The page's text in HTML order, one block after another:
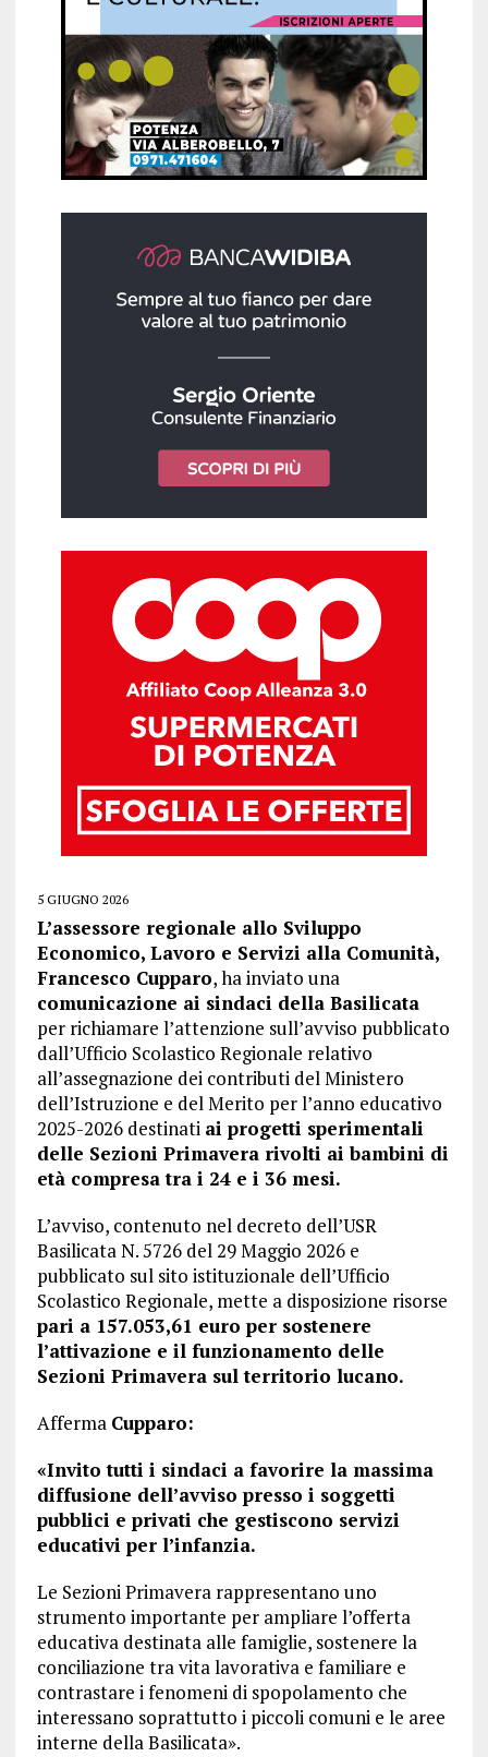
5 GIUGNO 2026
L’assessore regionale allo Sviluppo
Economico, Lavoro e Servizi alla Comunità,
Francesco Cupparo, ha inviato una
comunicazione ai sindaci della Basilicata
per richiamare l’attenzione sull’avviso pubblicato
dall’Ufficio Scolastico Regionale relativo
all’assegnazione dei contributi del Ministero
dell’Istruzione e del Merito per l’anno educativo
2025-2026 destinati ai progetti sperimentali
delle Sezioni Primavera rivolti ai bambini di
età compresa tra i 24 e i 36 mesi.
L’avviso, contenuto nel decreto dell’USR
Basilicata N. 5726 del 29 Maggio 2026 e
pubblicato sul sito istituzionale dell’Ufficio
Scolastico Regionale, mette a disposizione risorse
pari a 157.053,61 euro per sostenere
l’attivazione e il funzionamento delle
Sezioni Primavera sul territorio lucano.
Afferma Cupparo:
«Invito tutti i sindaci a favorire la massima
diffusione dell’avviso presso i soggetti
pubblici e privati che gestiscono servizi
educativi per l’infanzia.
Le Sezioni Primavera rappresentano uno
strumento importante per ampliare l’offerta
educativa destinata alle famiglie, sostenere la
conciliazione tra vita lavorativa e familiare e
contrastare i fenomeni di spopolamento che
interessano soprattutto i piccoli comuni e le aree
interne della Basilicata».